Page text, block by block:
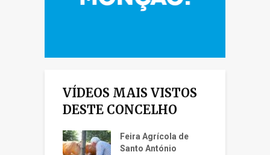
VÍDEOS MAIS VISTOS
DESTE CONCELHO
Feira Agrícola de
Santo António